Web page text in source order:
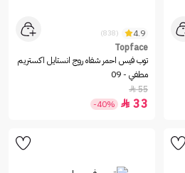
4.9
(838)
Topface
توب فيس احمر شفاه روج انستايل اكستريم
مطفي - 09
55

33

-40%